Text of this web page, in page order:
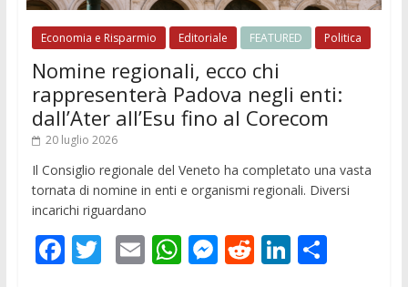
Economia e Risparmio Editoriale FEATURED Politica
Nomine regionali, ecco chi
rappresenterà Padova negli enti:
dall’Ater all’Esu fino al Corecom
20 luglio 2026
Il Consiglio regionale del Veneto ha completato una vasta
tornata di nomine in enti e organismi regionali. Diversi
incarichi riguardano
F T E W M R Li C